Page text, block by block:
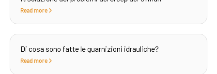
Read more
Di cosa sono fatte le guarnizioni idrauliche?
Read more